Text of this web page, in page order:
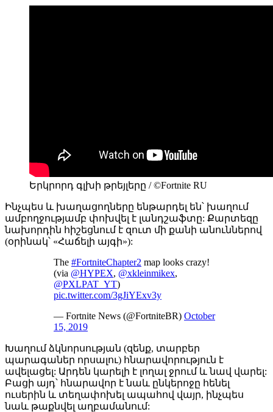
Երկրորդ գլխի թրեյլերը / ©Fortnite RU
Ինչպես և խաղացողները ենթարդել են՝ խաղում
ամբողջությամբ փոխվել է լանդշաֆտը: Քարտեզը
նախորդին հիշեցնում է զուտ մի քանի անուններով
(օրինակ՝ «Հաճելի այգի»):
The #FortniteChapter2 map looks crazy!
(via @HYPEX, @xkleinmikex,
@PXLPAT_YT)
pic.twitter.com/3gJiYExv3y
— Fortnite News (@FortniteBR) October
15, 2019
Խաղում ձկնորսության (զենք, տարբեր
պարագաներ որսալու) հնարավորություն է
ավելացել: Արդեն կարելի է լողալ ջրում և նավ վարել:
Բացի այդ՝ հնարավոր է նաև ընկերոջը հենել
ուսերին և տեղափոխել ապահով վայր, ինչպես
նաև թաքնվել աղբամանում: